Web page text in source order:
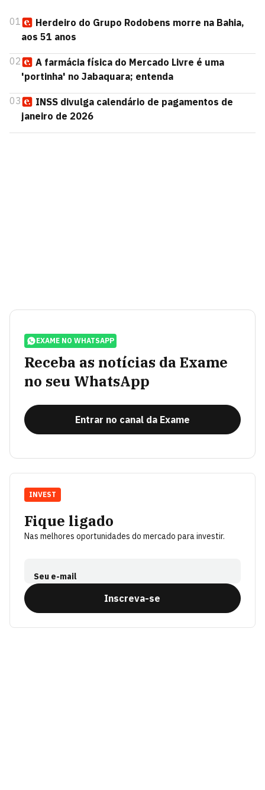
01
Herdeiro do Grupo Rodobens morre na Bahia,
aos 51 anos
02
A farmácia física do Mercado Livre é uma
'portinha' no Jabaquara; entenda
03
INSS divulga calendário de pagamentos de
janeiro de 2026
EXAME NO WHATSAPP
Receba as notícias da Exame
no seu WhatsApp
Entrar no canal da Exame
Fique ligado
Nas melhores oportunidades do mercado para investir.
Seu e-mail
Inscreva-se
INVEST